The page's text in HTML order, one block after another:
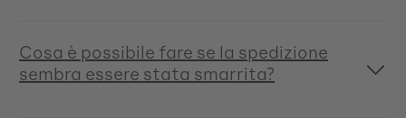
Cosa è possibile fare se la spedizione
sembra essere stata smarrita?